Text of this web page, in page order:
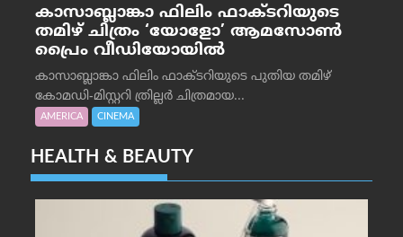
കാസാബ്ലാങ്കാ ഫിലിം ഫാക്ടറിയുടെ
തമിഴ് ചിത്രം ‘യോളോ’ ആമസോൺ
പ്രൈം വീഡിയോയിൽ
കാസാബ്ലാങ്കാ ഫിലിം ഫാക്ടറിയുടെ പുതിയ തമിഴ്
കോമഡി-മിസ്റ്ററി ത്രില്ലർ ചിത്രമായ...
AMERICA CINEMA
HEALTH & BEAUTY